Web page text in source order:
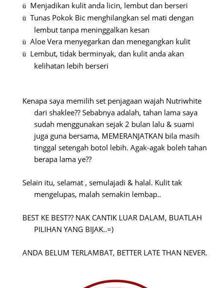
ü Menjadikan kulit anda licin, lembut dan berseri
ü Tunas Pokok Bic menghilangkan sel mati dengan
lembut tanpa meninggalkan kesan
ü Aloe Vera menyegarkan dan menegangkan kulit
ü
Lembut, tidak berminyak, dan kulit anda akan
kelihatan lebih berseri
Kenapa saya memilih set penjagaan wajah Nutriwhite
dari shaklee?? Sebabnya adalah, tahan lama saya
sudah menggunakan sejak 2 bulan lalu & suami
juga guna bersama, MEMERANJATKAN bila masih
tinggal setengah botol lebih. Agak-agak boleh tahan
berapa lama ye??
Selain itu, selamat , semulajadi & halal. Kulit tak
mengelupas, malah semakin lembap..
BEST KE BEST?? NAK CANTIK LUAR DALAM, BUATLAH
PILIHAN YANG BIJAK..=)
ANDA BELUM TERLAMBAT, BETTER LATE THAN NEVER.